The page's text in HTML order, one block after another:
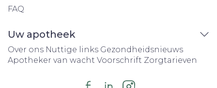
FAQ
Uw apotheek
Over ons Nuttige links Gezondheidsnieuws
Apotheker van wacht Voorschrift Zorgtarieven